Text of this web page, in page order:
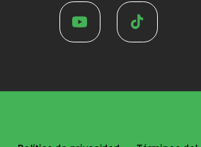
YouTube TikTok